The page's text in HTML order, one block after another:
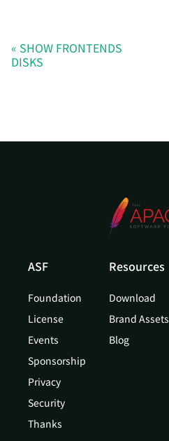
SHOW FRONTENDS
DISKS
ASF
Foundation
License
Events
Sponsorship
Privacy
Security
Thanks
Resources
Download
Brand Assets
Blog